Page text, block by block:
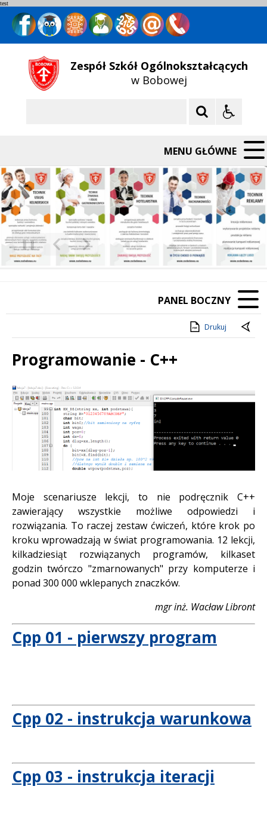
test
Zespół Szkół Ogólnokształcących
w Bobowej
MENU GŁÓWNE
Poprzedni Element
Następny Element
❚❚
PANEL BOCZNY
Drukuj
Programowanie - C++
Treść
Moje scenariusze lekcji, to nie podręcznik C++
zawierający wszystkie możliwe odpowiedzi i
rozwiązania. To raczej zestaw ćwiczeń, które krok po
kroku wprowadzają w świat programowania. 12 lekcji,
kilkadziesiąt rozwiązanych programów, kilkaset
godzin twórczo "zmarnowanych" przy komputerze i
ponad 300 000 wklepanych znaczków.
mgr inż. Wacław Libront
Cpp 01 - pierwszy program
Cpp 02 - instrukcja warunkowa
Cpp 03 - instrukcja iteracji